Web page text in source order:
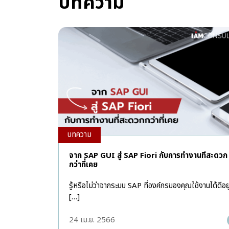
จาก SAP GUI สู่ SAP Fiori กับการทำงานที่สะดวก
กว่าที่เคย
รู้หรือไม่ว่าจากระบบ SAP ที่องค์กรของคุณใช้งานได้ดีอ
[…]
บทความ
24 เม.ย. 2566